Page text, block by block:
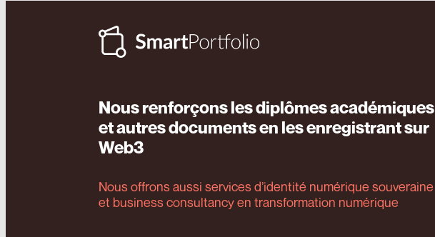
Nous renforçons les diplômes académiques
et autres documents en les enregistrant sur
Web3
Nous offrons aussi services d’identité numérique souveraine
et business consultancy en transformation numérique